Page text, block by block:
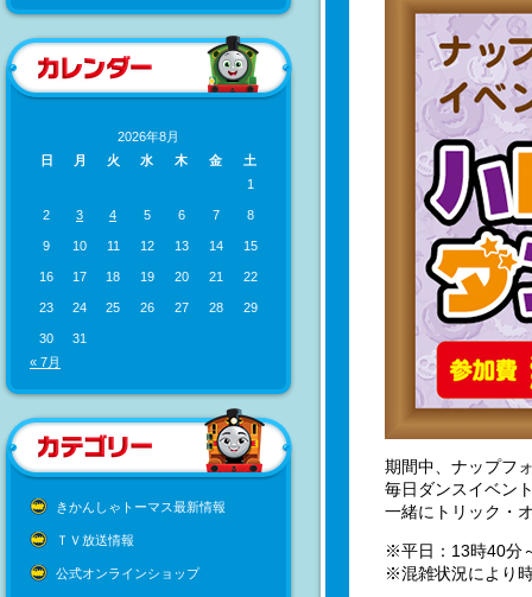
2026年8月
日
月 火 水 木 金
土
1
2 3 4 5 6 7 8
9 10 11 12 13 14 15
16 17 18 19 20 21 22
23 24 25 26 27 28 29
30
31
« 7月
きかんしゃトーマス最新情報
ＴＶ放送情報
公式オンラインショップ
期間中、ナップフ
毎日ダンスイベン
一緒にトリック・
※平日：13時40分
※混雑状況により